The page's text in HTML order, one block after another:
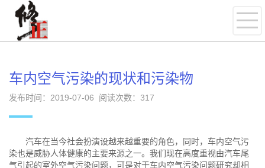
车内空气污染的现状和污染物
发布时间：2019-07-06 阅读次数： 317
汽车在当今社会扮演设越来越重要的角色，同时，车内空气污
染也是威胁人体健康的主要来源之一。我们现在高度重视由汽车尾
气引起的室外空气污染问题，可是对于车内空气污染问题研究却相